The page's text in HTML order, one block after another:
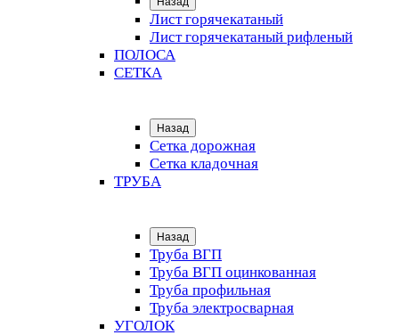
Лист горячекатаный
Лист горячекатаный рифленый
ПОЛОСА
СЕТКА
Назад
Сетка дорожная
Сетка кладочная
ТРУБА
Назад
Труба ВГП
Труба ВГП оцинкованная
Труба профильная
Труба электросварная
УГОЛОК